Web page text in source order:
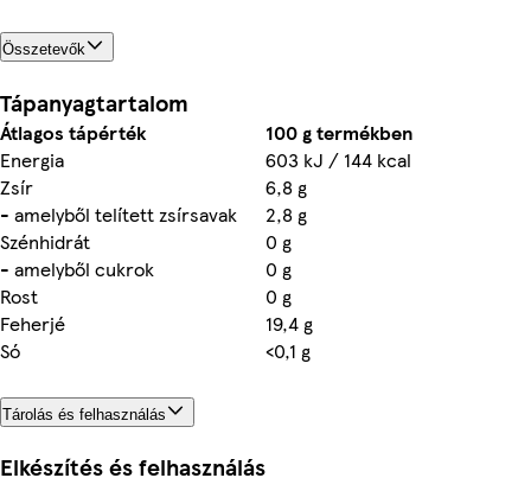
Összetevők
Tápanyagtartalom
Átlagos tápérték
100 g termékben
Energia
603 kJ / 144 kcal
Zsír
6,8 g
- amelyből telített zsírsavak
2,8 g
Szénhidrát
0 g
- amelyből cukrok
0 g
Rost
0 g
Feherjé
19,4 g
Só
<0,1 g
Tárolás és felhasználás
Elkészítés és felhasználás